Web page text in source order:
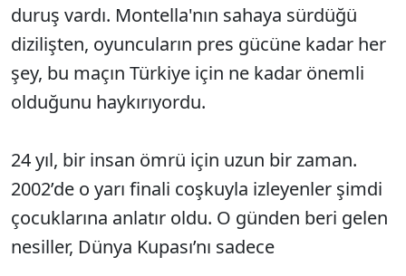
duruş vardı. Montella'nın sahaya sürdüğü
dizilişten, oyuncuların pres gücüne kadar her
şey, bu maçın Türkiye için ne kadar önemli
olduğunu haykırıyordu.
24 yıl, bir insan ömrü için uzun bir zaman.
2002’de o yarı finali coşkuyla izleyenler şimdi
çocuklarına anlatır oldu. O günden beri gelen
nesiller, Dünya Kupası’nı sadece